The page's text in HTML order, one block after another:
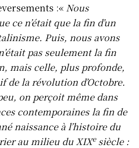
:« Nous
ce n’était que la fin d’un
Puis, nous avons
pas seulement la fin
mais celle, plus profonde,
de la révolution d’Octobre.
on perçoit même dans
contemporaines la fin de
naissance à l’histoire du
au milieu du XIXesiècle :